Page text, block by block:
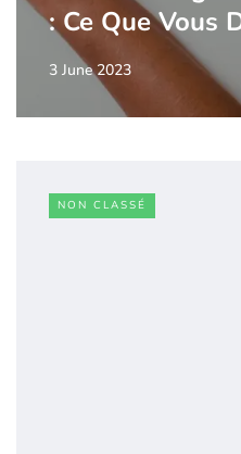
: Ce Que Vous
3 June 2023
NON CLASSÉ